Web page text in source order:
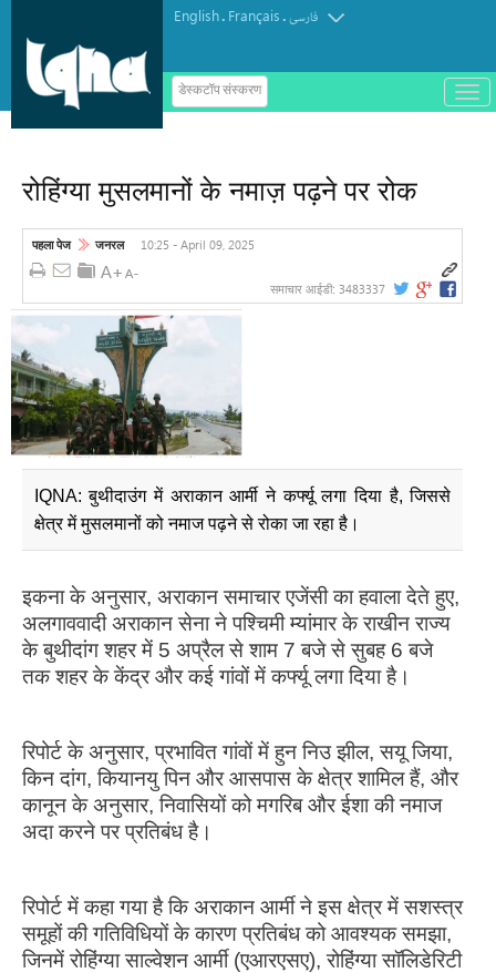
English. Français.فارسی
डेस्कटॉप संस्करण
ب
ا
रोहिंग्या मुसलमानों के नमाज़ पढ़ने पर रोक
पहला पेज जनरल 10:25 - April 09, 2025
समाचार आईडी: 3483337
IQNA: बुथीदाउंग में अराकान आर्मी ने कर्फ्यू लगा दिया है, जिससे
क्षेत्र में मुसलमानों को नमाज पढ़ने से रोका जा रहा है।
इकना के अनुसार, अराकान समाचार एजेंसी का हवाला देते हुए,
अलगाववादी अराकान सेना ने पश्चिमी म्यांमार के राखीन राज्य
के बुथीदांग शहर में 5 अप्रैल से शाम 7 बजे से सुबह 6 बजे
तक शहर के केंद्र और कई गांवों में कर्फ्यू लगा दिया है।
रिपोर्ट के अनुसार, प्रभावित गांवों में हुन निउ झील, सयू जिया,
किन दांग, कियानयु पिन और आसपास के क्षेत्र शामिल हैं, और
कानून के अनुसार, निवासियों को मगरिब और ईशा की नमाज
अदा करने पर प्रतिबंध है।
रिपोर्ट में कहा गया है कि अराकान आर्मी ने इस क्षेत्र में सशस्त्र
समूहों की गतिविधियों के कारण प्रतिबंध को आवश्यक समझा,
जिनमें रोहिंग्या साल्वेशन आर्मी (एआरएसए), रोहिंग्या सॉलिडेरिटी